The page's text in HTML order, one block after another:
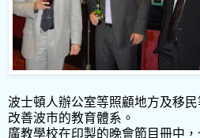
波士頓人辦公室等照顧地方及移
改善波市的教育體系。
廣教學校在印製的晚會節目冊中